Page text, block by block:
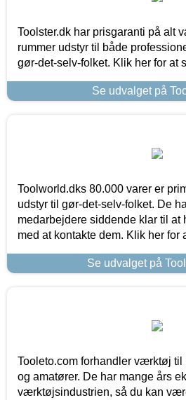
Toolster.dk har prisgaranti på alt
rummer udstyr til både
gør-det-selv-folket. Klik her for at
Se udvalget på
Toolworld.dks 80.000 varer er
udstyr til gør-det-selv-folket. De
medarbejdere siddende klar til
med at kontakte dem. Klik her for
Se udvalget på
Tooleto.com forhandler værktøj
og amatører. De har mange års
værktøjsindustrien, så du kan